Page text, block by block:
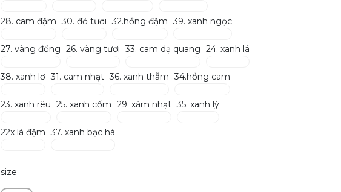
28. cam đậm 30. đỏ tươi 32.hồng đậm 39. xanh ngọc
27. vàng đồng 26. vàng tươi 33. cam dạ quang 24. xanh lá
38. xanh lơ 31. cam nhạt 36. xanh thẫm 34.hồng cam
23. xanh rêu 25. xanh cốm 29. xám nhạt 35. xanh lý
22x lá đậm 37. xanh bạc hà
size